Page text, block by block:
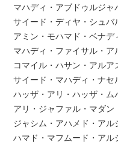
マハディ・アブドゥルジャ
サイード・ディヤ・シュバ
アミン・モハマド・ベナデ
マハディ・ファイサル・ア
コマイル・ハサン・アルア
サイード・マハディ・ナセ
ハッザ・アリ・ハッザ・ム
アリ・ジャファル・マダン
ジャシム・アハメド・アル
ハマド・マフムード・アル